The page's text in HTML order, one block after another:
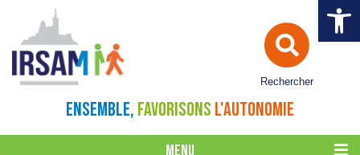
Ouvrir
Rechercher
ENSEMBLE, FAVORISONS L'AUTONOMIE